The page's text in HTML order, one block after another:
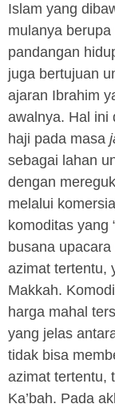
Islam yang
mulanya
pandangan
juga bertujuan
ajaran Ibrahim
awalnya. Hal ini
haji pada masa
sebagai lahan
dengan
melalui
komoditas yang
busana
azimat tertentu,
Makkah.
harga mahal
yang jelas
tidak bisa
azimat tertentu,
Ka’bah. Pada